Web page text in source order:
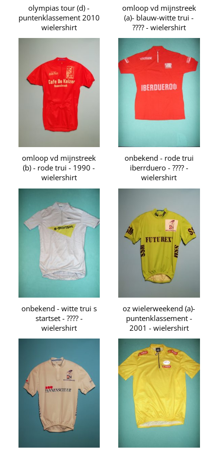
olympias tour (d) -
puntenklassement 2010
wielershirt
omloop vd mijnstreek
(a)- blauw-witte trui -
???? - wielershirt
omloop vd mijnstreek
(b) - rode trui - 1990 -
wielershirt
onbekend - rode trui
iberrduero - ???? -
wielershirt
onbekend - witte trui s
startset - ???? -
wielershirt
oz wielerweekend (a)-
puntenklassement -
2001 - wielershirt